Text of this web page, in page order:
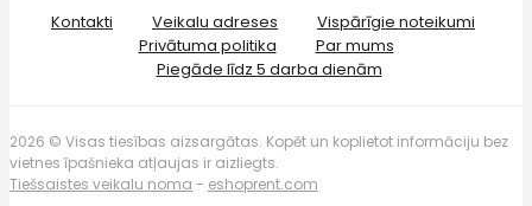
Kontakti Veikalu adreses
Vispārīgie noteikumi
Privātuma politika
Par mums
Piegāde līdz 5 darba dienām
2026 © Visas tiesības aizsargātas. Kopēt un koplietot informāciju bez
vietnes īpašnieka atļaujas ir aizliegts.
Tiešsaistes veikalu noma - eshoprent.com